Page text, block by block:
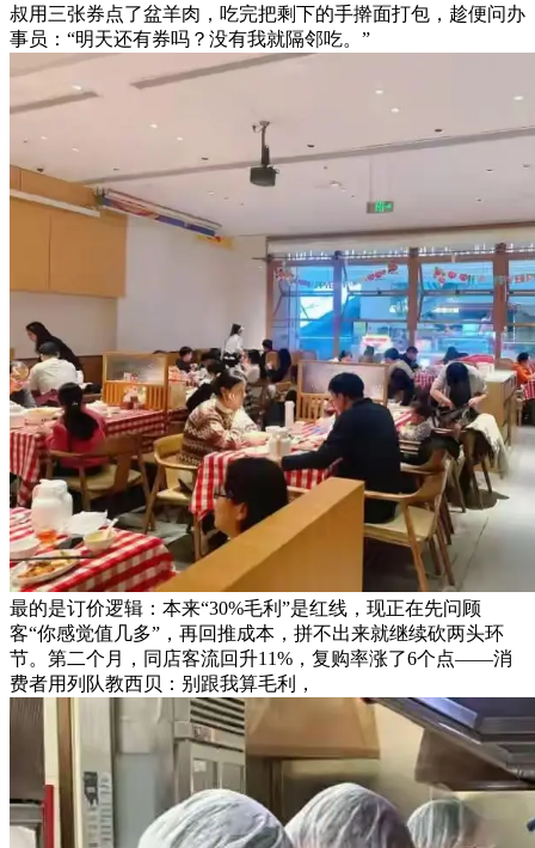
叔用三张券点了盆羊肉，吃完把剩下的手擀面打包，趁便问办
事员：“明天还有券吗？没有我就隔邻吃。”
最的是订价逻辑：本来“30%毛利”是红线，现正在先问顾
客“你感觉值几多”，再回推成本，拼不出来就继续砍两头环
节。第二个月，同店客流回升11%，复购率涨了6个点——消
费者用列队教西贝：别跟我算毛利，